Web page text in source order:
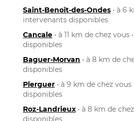
Saint-Benoît-des-Ondes • à 6
intervenants disponibles
Cancale • à 11 km de chez
disponibles
Baguer-Morvan • à 8 km de
disponibles
Plerguer • à 9 km de chez
disponibles
Roz-Landrieux • à 8 km de
disponibles